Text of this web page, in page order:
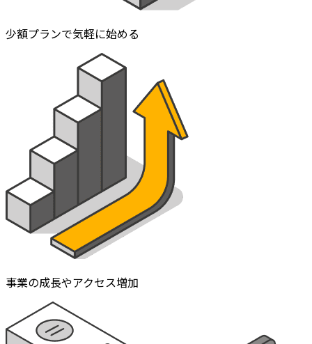
少額プランで気軽に始める
事業の成長やアクセス増加